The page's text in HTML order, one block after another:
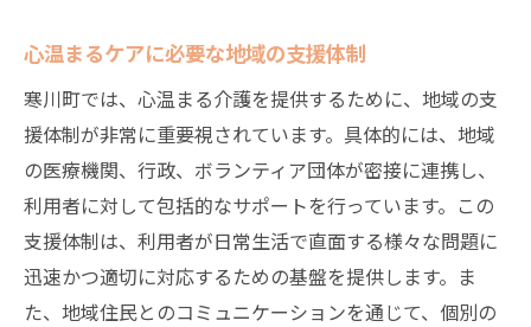
心温まるケアに必要な地域の支援体制
寒川町では、心温まる介護を提供するために、地域の支
援体制が非常に重要視されています。具体的には、地域
の医療機関、行政、ボランティア団体が密接に連携し、
利用者に対して包括的なサポートを行っています。この
支援体制は、利用者が日常生活で直面する様々な問題に
迅速かつ適切に対応するための基盤を提供します。ま
た、地域住民とのコミュニケーションを通じて、個別の